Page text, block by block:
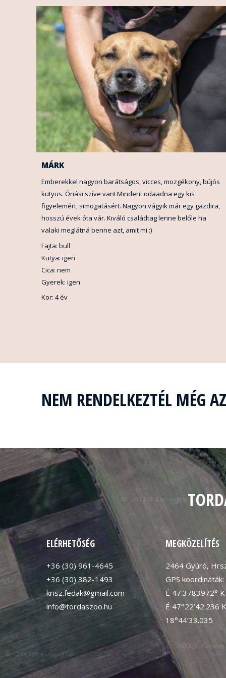
MÁRK
Emberekkel nagyon barátságos, vicces, mozgékony, bújós
kutyus. Óriási szíve van! Mindent odaadna egy kis
figyelemért, simogatásért. Nagyon vágyik már egy gazdira,
hosszú évek óta vár. Kiváló családtag lenne belőle ha
valaki meglátná benne azt, amit mi.:)
Fajta: bull
Kutya: igen
Cica: nem
Gyerek: igen
Kor: 4 év
NEM RENDELKEZTÉL MÉG
ELÉRHETŐSÉG
+36 (30) 961-4645
+36 (30) 382-1493
krisz.fedak@gmail.com
info@tordaszoo.hu
MEGKÖZELÍTÉS
2464 Gyúró,
GPS koordináták:
É 47.3783972°
É 47°22’42.236 K
18°44’33.035